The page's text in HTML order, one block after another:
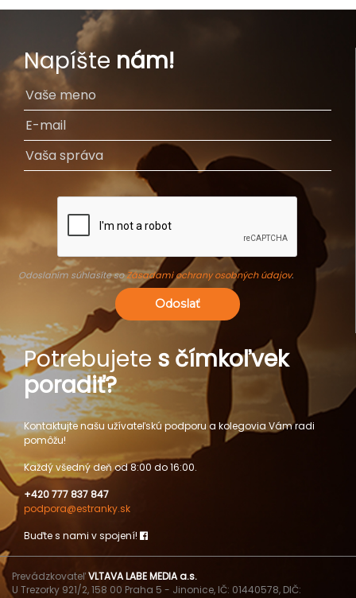
Napíšte nám!
Odoslaním súhlasíte soZásadami ochrany osobných údajov.
Odoslať
Potrebujete s čímkoľvek
poradiť?
Kontaktujte našu užívateľskú podporu a kolegovia Vám radi
pomôžu!
Každý všedný deň od 8:00 do 16:00.
+420 777 837 847
podpora@estranky.sk
Buďte s nami v spojení!
PrevádzkovateľVLTAVA LABE MEDIA a.s.
U Trezorky 921/2, 158 00 Praha 5 - Jinonice, IČ: 01440578, DIČ: